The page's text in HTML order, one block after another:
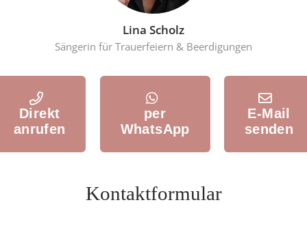
Lina Scholz
Sängerin für Trauerfeiern & Beerdigungen
Direkt
anrufen
per
WhatsApp
E-Mail
senden
Kontaktformular